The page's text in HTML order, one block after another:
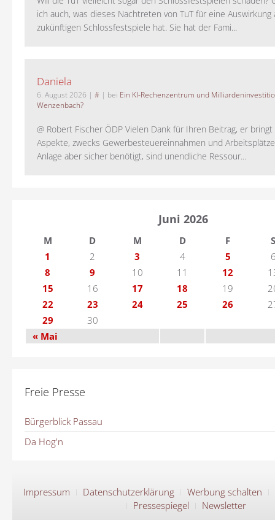
ich auch, was dieses Nachtreten von TuT für eine Auswirkung
zukünftigen Schlossfestspiele hat. Sie hat der Fami...
Daniela
6. August 2026 | # | bei Ein KI-Rechenzentrum und
Wenzenbach?
@ Robert Fischer ÖDP Vielen Dank für Ihren Beitrag, er
Aspekte, zwecks Gewerbesteuereinnahmen und
Anlage aber sicher benötigt, sind unendliche Ressour...
Juni 2026
M D M D F
S
1
2 3 4 5
8
9 10 11 12
15
16 17 18 19
22
23 24 25 26
29
30
« Mai
Freie Presse
Bürgerblick Passau
Da Hog'n
Impressum Datenschutzerklärung
Werbung schalten
Pressespiegel
Newsletter